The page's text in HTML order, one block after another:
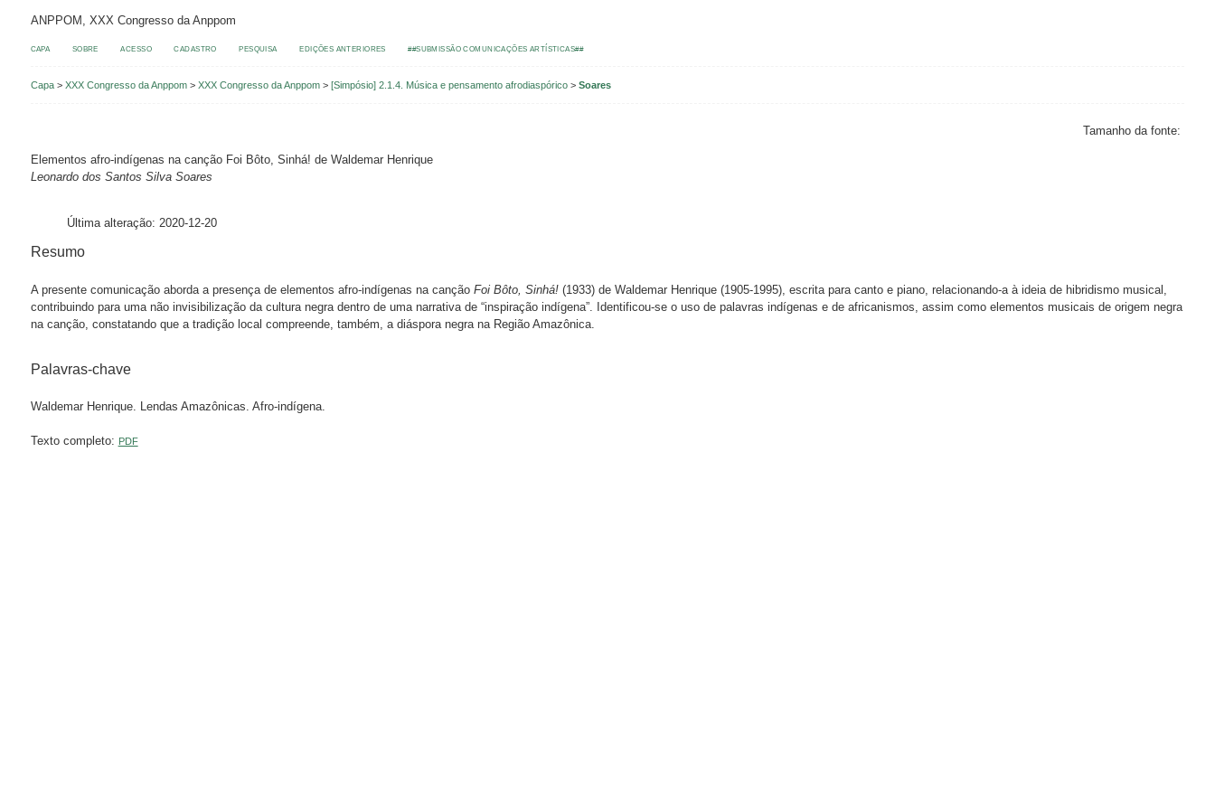
ANPPOM, XXX Congresso da Anppom
CAPA SOBRE ACESSO CADASTRO PESQUISA EDIÇÕES ANTERIORES ##SUBMISSÃO COMUNICAÇÕES ARTÍSTICAS##
Capa> XXX Congresso da Anppom> XXX Congresso da Anppom> [Simpósio] 2.1.4. Música e pensamento afrodiaspórico> Soares
Tamanho da fonte:
Elementos afro-indígenas na canção Foi Bôto, Sinhá! de Waldemar Henrique
Leonardo dos Santos Silva Soares
Última alteração: 2020-12-20
Resumo
A presente comunicação aborda a presença de elementos afro-indígenas na canção Foi Bôto, Sinhá!(1933) de Waldemar Henrique (1905-1995), escrita para canto e piano, relacionando-a à ideia de hibridismo musical,
contribuindo para uma não invisibilização da cultura negra dentro de uma narrativa de “inspiração indígena”. Identificou-se o uso de palavras indígenas e de africanismos, assim como elementos musicais de origem negra
na canção, constatando que a tradição local compreende, também, a diáspora negra na Região Amazônica.
Palavras-chave
Waldemar Henrique. Lendas Amazônicas. Afro-indígena.
Texto completo: PDF